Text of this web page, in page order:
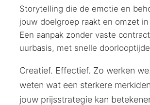
Storytelling die de emotie en
jouw doelgroep raakt en omzet
Een aanpak zonder vaste
uurbasis, met snelle
Creatief. Effectief. Zo werken
weten wat een sterkere
jouw prijsstrategie kan